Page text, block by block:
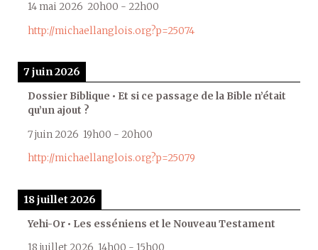
14 mai 2026 20h00 - 22h00
http://michaellanglois.org?p=25074
7 juin 2026
Dossier Biblique • Et si ce passage de la Bible n’était
qu’un ajout ?
7 juin 2026 19h00 - 20h00
http://michaellanglois.org?p=25079
18 juillet 2026
Yehi-Or • Les esséniens et le Nouveau Testament
18 juillet 2026 14h00 - 15h00